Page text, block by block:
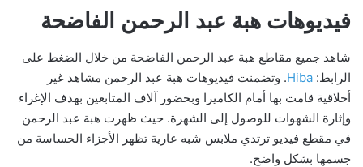
فيديوهات هبة عبد الرحمن الفاضحة
شاهد جميع مقاطع هبة عبد الرحمن الفاضحة من خلال الضغط على
الرابط: Hiba. وتضمنت فيديوهات هبة عبد الرحمن مشاهد غير
أخلاقية قامت بها أمام الكاميرا وبحضور آلاف المتابعين بهدف الإغراء
وإثارة الشهوات للوصول إلى الشهرة. حيث ظهرت هبة عبد الرحمن
في مقطع فيديو ترتدي ملابس شبه عارية تظهر الأجزاء الحساسة من
جسمها بشكل واضح.